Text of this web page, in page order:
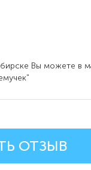
Вы можете в
ОТЗЫВ